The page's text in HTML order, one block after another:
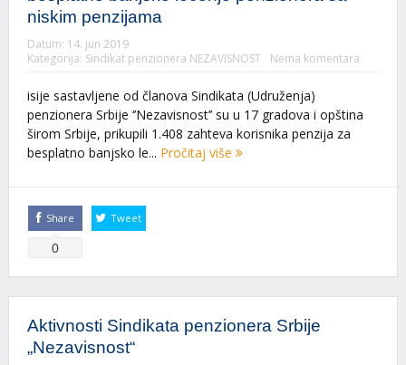
niskim penzijama
Datum: 14. jun 2019
Kategorija: Sindikat penzionera NEZAVISNOST Nema komentara
isije sastavljene od članova Sindikata (Udruženja)
penzionera Srbije ‘’Nezavisnost’’ su u 17 gradova i opština
širom Srbije, prikupili 1.408 zahteva korisnika penzija za
besplatno banjsko le... Pročitaj više
Share
0
Tweet
Aktivnosti Sindikata penzionera Srbije
„Nezavisnost“